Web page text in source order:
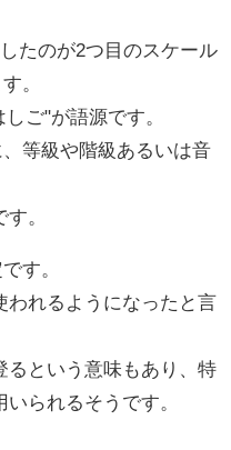
たのが2つ目のスケール
。
ご"が語源です。
等級や階級あるいは音
。
す。
われるようになったと言
るという意味もあり、特
られるそうです。